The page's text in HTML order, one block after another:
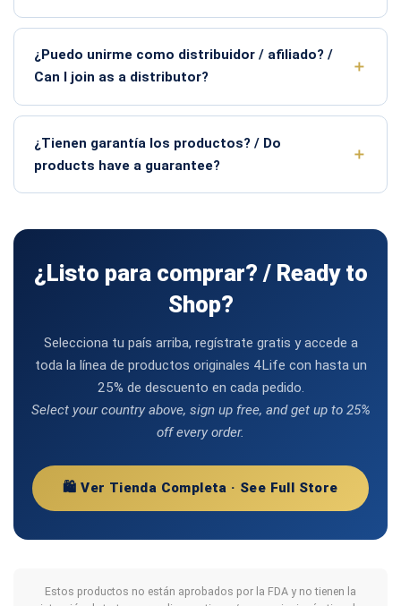
¿Puedo unirme como distribuidor / afiliado? /
Can I join as a distributor?
¿Tienen garantía los productos? / Do
products have a guarantee?
¿Listo para comprar? / Ready to
Shop?
Selecciona tu país arriba, regístrate gratis y accede a
toda la línea de productos originales 4Life con hasta un
25% de descuento en cada pedido.
Select your country above, sign up free, and get up to 25%
off every order.
🛍️ Ver Tienda Completa · See Full Store
Estos productos no están aprobados por la FDA y no tienen la